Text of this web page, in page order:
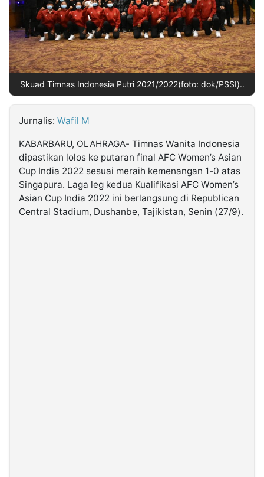
Follow
Kabarbaru
Kabarbaru.co
2026
Skuad Timnas Indonesia Putri 2021/2022(foto: dok/PSSI)..
Jurnalis: Wafil M
KABARBARU, OLAHRAGA- Timnas Wanita Indonesia
dipastikan lolos ke putaran final AFC Women’s Asian
Cup India 2022 sesuai meraih kemenangan 1-0 atas
Singapura. Laga leg kedua Kualifikasi AFC Women’s
Asian Cup India 2022 ini berlangsung di Republican
Central Stadium, Dushanbe, Tajikistan, Senin (27/9).